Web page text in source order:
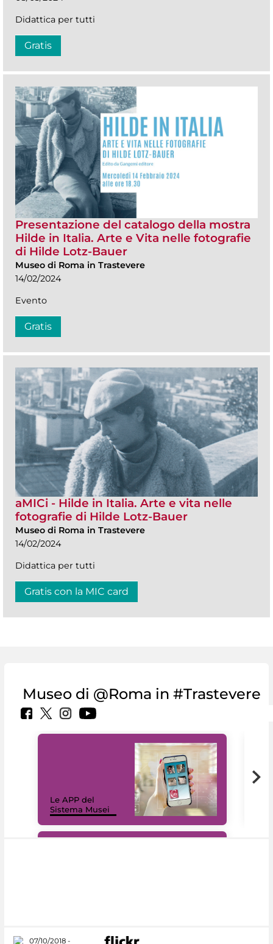
Didattica per tutti
Gratis
Presentazione del catalogo della mostra
Hilde in Italia. Arte e Vita nelle fotografie
di Hilde Lotz-Bauer
Museo di Roma in Trastevere
14/02/2024
Evento
Gratis
aMICi - Hilde in Italia. Arte e vita nelle
fotografie di Hilde Lotz-Bauer
Museo di Roma in Trastevere
14/02/2024
Didattica per tutti
Gratis con la MIC card
Museo di @Roma in #Trastevere
Le APP del
Sistema Musei